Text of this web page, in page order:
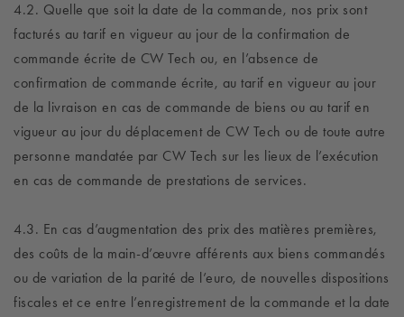
4.2. Quelle que soit la date de la commande, nos prix sont
facturés au tarif en vigueur au jour de la confirmation de
commande écrite de CW Tech ou, en l’absence de
confirmation de commande écrite, au tarif en vigueur au jour
de la livraison en cas de commande de biens ou au tarif en
vigueur au jour du déplacement de CW Tech ou de toute autre
personne mandatée par CW Tech sur les lieux de l’exécution
en cas de commande de prestations de services.
4.3. En cas d’augmentation des prix des matières premières,
des coûts de la main-d’œuvre afférents aux biens commandés
ou de variation de la parité de l’euro, de nouvelles dispositions
fiscales et ce entre l’enregistrement de la commande et la date